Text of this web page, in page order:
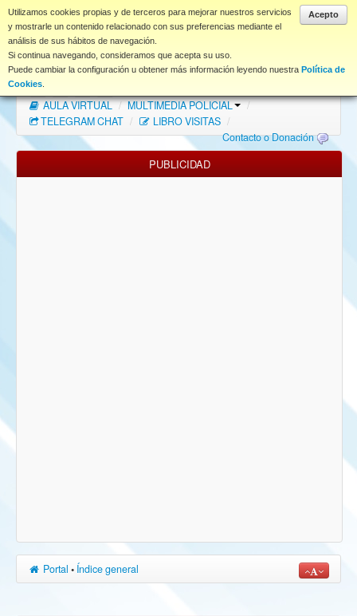
Acepto
Utilizamos cookies propias y de terceros para mejorar nuestros servicios
y mostrarle un contenido relacionado con sus preferencias mediante el
análisis de sus hábitos de navegación.
Si continua navegando, consideramos que acepta su uso.
Puede cambiar la configuración u obtener más información leyendo nuestra Política de
Cookies
www.coet.es
Portal
Índice Foros
FAQ
NORMAS FORO
Descargas
AULA VIRTUAL / MULTIMEDIA POLICIAL
/
TELEGRAM CHAT / LIBRO VISITAS /
Contacto o Donación
PUBLICIDAD
Portal • Índice general